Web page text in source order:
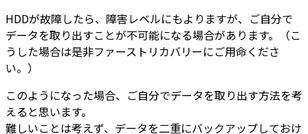
HDDが故障したら、障害レベルにもよりますが、ご自分で
データを取り出すことが不可能になる場合があります。（こ
うした場合は是非ファーストリカバリーにご用命くださ
い。）
このようになった場合、ご自分でデータを取り出す方法を考
えると思います。
難しいことは考えず、データを二重にバックアップしておけ